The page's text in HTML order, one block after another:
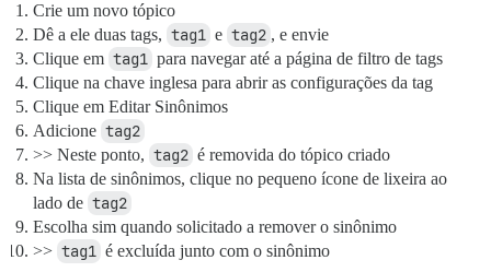
Crie um novo tópico
Dê a ele duas tags, tag1 e tag2 , e envie
Clique em tag1 para navegar até a página de filtro de tags
Clique na chave inglesa para abrir as configurações da tag
Clique em Editar Sinônimos
Adicione tag2
>> Neste ponto, tag2 é removida do tópico criado
Na lista de sinônimos, clique no pequeno ícone de lixeira ao
lado de tag2
Escolha sim quando solicitado a remover o sinônimo
>> tag1 é excluída junto com o sinônimo